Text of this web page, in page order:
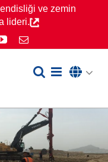
ve zemin
lideri.
YouTube
Email